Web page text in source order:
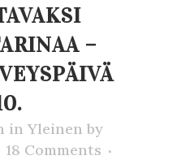
–
in Yleinen by
18 Comments